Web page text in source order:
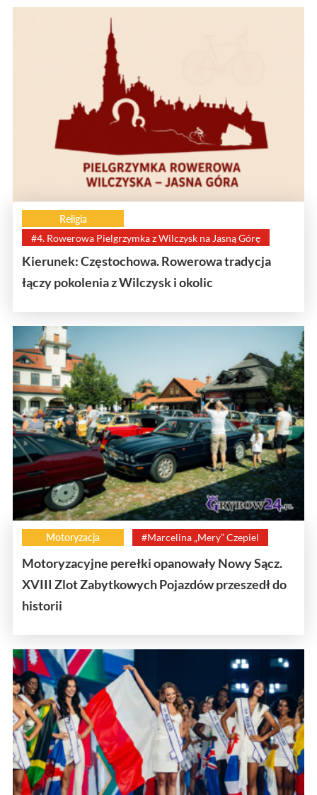
Religia
#4. Rowerowa Pielgrzymka z Wilczysk na Jasną Górę
Kierunek: Częstochowa. Rowerowa tradycja
łączy pokolenia z Wilczysk i okolic
Motoryzacja #Marcelina „Mery” Czepiel
Motoryzacyjne perełki opanowały Nowy Sącz.
XVIII Zlot Zabytkowych Pojazdów przeszedł do
historii